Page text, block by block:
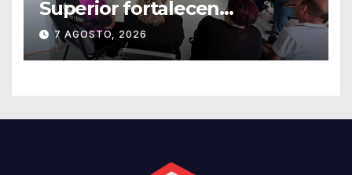
Superior fortalecen
estrategias para la
prevención de la violencia en
el noviazgo
7 AGOSTO, 2026